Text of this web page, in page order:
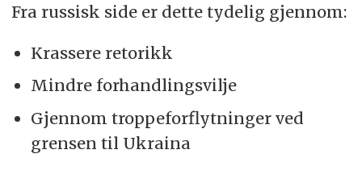
Fra russisk side er dette tydelig gjennom:
Krassere retorikk
Mindre forhandlingsvilje
Gjennom troppeforflytninger ved
grensen til Ukraina